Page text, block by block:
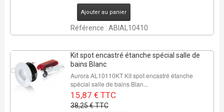
Ajouter au panier
Référence : ABIAL10410
Kit spot encastré étanche spécial salle de
bains Blanc
Aurora AL10110KT Kit spot encastré étanche
spécial salle de bains Blan...
15,87 € TTC
38,25 € TTC